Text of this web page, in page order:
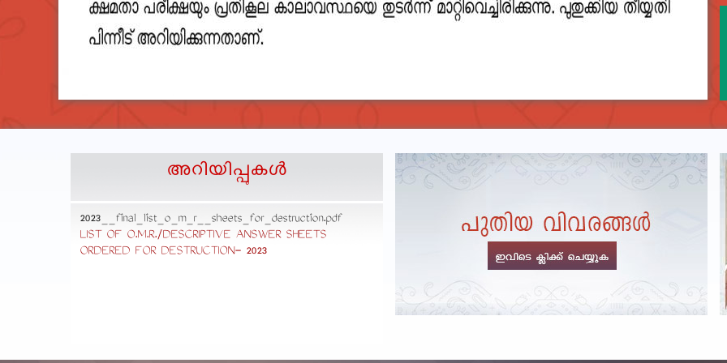
അറിയിപ്പുകള്‍
2023__final_list_o_m_r__sheets_for_destruction.pdf
LIST OF O.M.R./DESCRIPTIVE ANSWER SHEETS
ORDERED FOR DESTRUCTION- 2023
DEPARTMENTAL TEST - JANUARY 2026 -Date of